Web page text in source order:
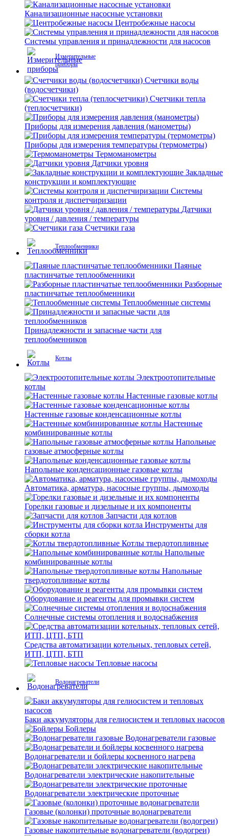
Канализационные насосные установки
Центробежные насосы
Системы управления и принадлежности для насосов
Измерительные
приборы
Счетчики воды
(водосчетчики)
Счетчики тепла
(теплосчетчики)
Приборы для измерения давления (манометры)
Приборы для измерения температуры (термометры)
Термоманометры
Датчики уровня
Закладные
конструкции и комплектующие
Системы
контроля и диспетчиризации
Датчики
уровня / давления / температуры
Счетчики газа
Теплообменники
Паяные
пластинчатые теплообменники
Разборные
пластинчатые теплообменники
Теплообменные системы
Принадлежности и запасные части для
теплообменников
Котлы
Электроотопительные
котлы
Настенные газовые котлы
Настенные газовые конденсационные котлы
Настенные
комбинированные котлы
Напольные
газовые атмосферные котлы
Напольные конденсационные газовые котлы
Автоматика, арматура, насосные группы, дымоходы
Горелки газовые и дизельные и их компоненты
Запчасти для котлов
Инструменты для
сборки котла
Котлы твердотопливные
Напольные
комбинированные котлы
Напольные
твердотопливные котлы
Оборудование и реагенты для промывки систем
Солнечные системы отопления и водоснабжения
Средства автоматизации котельных, тепловых сетей,
ИТП, ЦТП, БТП
Тепловые насосы
Водонагреватели
Баки аккумуляторы для гелиосистем и тепловых насосов
Бойлеры
Водонагреватели газовые
Водонагреватели и бойлеры косвенного нагрева
Водонагреватели электрические накопительные
Водонагреватели электрические проточные
Газовые (колонки) проточные водонагреватели
Газовые накопительные водонагреватели (водогреи)